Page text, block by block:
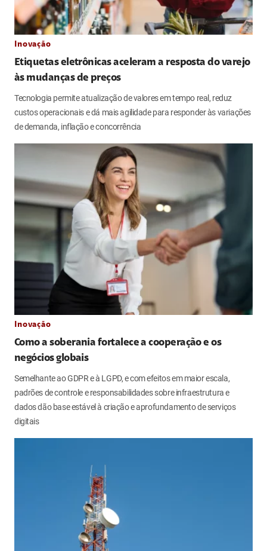
Inovação
Etiquetas eletrônicas aceleram a resposta do varejo
às mudanças de preços
Tecnologia permite atualização de valores em tempo real, reduz
custos operacionais e dá mais agilidade para responder às variações
de demanda, inflação e concorrência
Inovação
Como a soberania fortalece a cooperação e os
negócios globais
Semelhante ao GDPR e à LGPD, e com efeitos em maior escala,
padrões de controle e responsabilidades sobre infraestrutura e
dados dão base estável à criação e aprofundamento de serviços
digitais